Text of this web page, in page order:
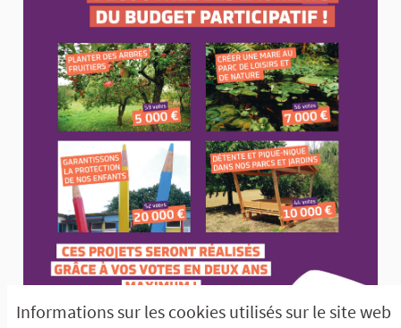
Informations sur les cookies utilisés sur le site web